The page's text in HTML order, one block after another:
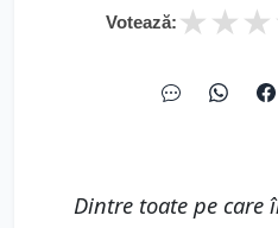
Votează: ★
★
★
Dintre toate pe care